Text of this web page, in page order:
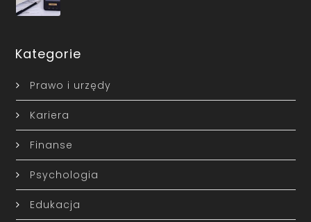
Kategorie
Prawo i urzędy
Kariera
Finanse
Psychologia
Edukacja